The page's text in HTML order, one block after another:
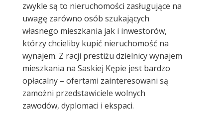
zwykle są to nieruchomości zasługujące na
uwagę zarówno osób szukających
własnego mieszkania jak i inwestorów,
którzy chcieliby kupić nieruchomość na
wynajem. Z racji prestiżu dzielnicy wynajem
mieszkania na Saskiej Kępie jest bardzo
opłacalny – ofertami zainteresowani są
zamożni przedstawiciele wolnych
zawodów, dyplomaci i ekspaci.